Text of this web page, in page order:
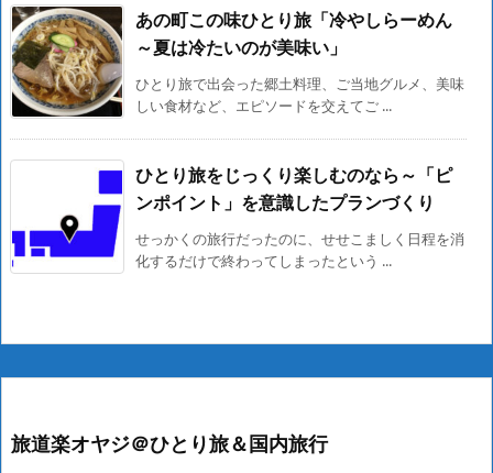
あの町この味ひとり旅「冷やしらーめん
～夏は冷たいのが美味い」
ひとり旅で出会った郷土料理、ご当地グルメ、美味
しい食材など、エピソードを交えてご ...
ひとり旅をじっくり楽しむのなら～「ピ
ンポイント」を意識したプランづくり
せっかくの旅行だったのに、せせこましく日程を消
化するだけで終わってしまったという ...
旅道楽オヤジ＠ひとり旅＆国内旅行